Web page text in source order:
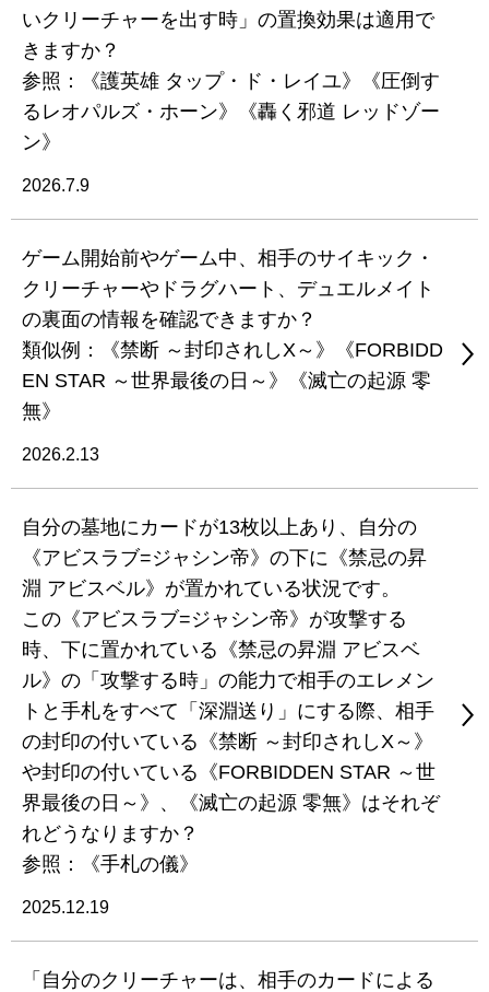
いクリーチャーを出す時」の置換効果は適用で
きますか？
参照：《護英雄 タップ・ド・レイユ》《圧倒す
るレオパルズ・ホーン》《轟く邪道 レッドゾー
ン》
2026.7.9
ゲーム開始前やゲーム中、相手のサイキック・
クリーチャーやドラグハート、デュエルメイト
の裏面の情報を確認できますか？
類似例：《禁断 ～封印されしX～》《FORBIDD
EN STAR ～世界最後の日～》《滅亡の起源 零
無》
2026.2.13
自分の墓地にカードが13枚以上あり、自分の
《アビスラブ=ジャシン帝》の下に《禁忌の昇
淵 アビスベル》が置かれている状況です。
この《アビスラブ=ジャシン帝》が攻撃する
時、下に置かれている《禁忌の昇淵 アビスベ
ル》の「攻撃する時」の能力で相手のエレメン
トと手札をすべて「深淵送り」にする際、相手
の封印の付いている《禁断 ～封印されしX～》
や封印の付いている《FORBIDDEN STAR ～世
界最後の日～》、《滅亡の起源 零無》はそれぞ
れどうなりますか？
参照：《手札の儀》
2025.12.19
「自分のクリーチャーは、相手のカードによる